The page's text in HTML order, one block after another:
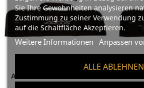
Sie Ihre Gewohnheiten analysieren
Zustimmung zu seiner Verwendung
auf die Schaltfläche Akzeptieren.
Weitere Informationen Anpassen
ALLE ABLEHNEN
ARCOS Profi-Messer-Set